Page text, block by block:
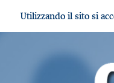
Utilizzando il sito si